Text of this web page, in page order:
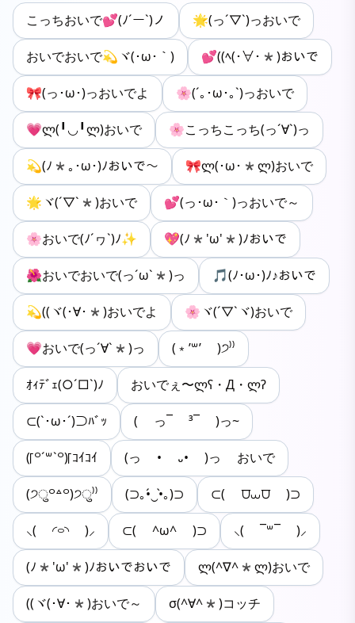
こっちおいで💕(ﾉ´ー`)ノ 🌟(っ´▽`)っおいで
おいでおいで💫ヾ(･ω･｀) 💕((ﾍ(･∀･*)おいで
🎀(っ･ω･)っおいでよ 🌸(´｡･ω･｡`)っおいで
💗ლ(╹◡╹ლ)おいで 🌸こっちこっち(っ´∀`)っ
💫(ﾉ*｡･ω･)ﾉおいで～ 🎀ლ(･ω･*ლ)おいで
🌟ヾ(´▽`*)おいで 💕(っ･ω･｀)っおいで～
🌸おいで(ﾉ´ヮ`)ﾉ✨ 💖(ﾉ*'ω'*)ﾉおいで
🌺おいでおいで(っ´ω`*)っ 🎵(ﾉ･ω･)ﾉ♪おいで
💫((ヾ(･∀･*)おいでよ 🌸ヾ(´▽`ヾ)おいで
💗おいで(っ´∀`*)っ (﹡’꒳’ )੭⁾⁾
ｵｨﾃﾞｪ(○´□`)ﾉ おいでぇ〜ლʕ・Д・ლʔ
⊂(`･ω･´)⊃ﾊﾞｯ ( っ¯ ³¯ )っ~
(｢꒪ˊ꒳ˋ꒪)｢ｺｲｺｲ (っ • ᎑• )っ おいで
(੭ु꒪꒫꒪)੭ु⁾⁾ (⊃｡•́‿•̀｡)⊃ ⊂( ⩌⩊⩌ )⊃
⸜( ◜࿁◝ )⸝ ⊂( ^ω^ )⊃ ⸜( ¯꒳¯ )⸝
(ﾉ*'ω'*)ﾉおいでおいで ლ(^∇^*ლ)おいで
((ヾ(･∀･*)おいで～ σ(^∀^*)コッチ